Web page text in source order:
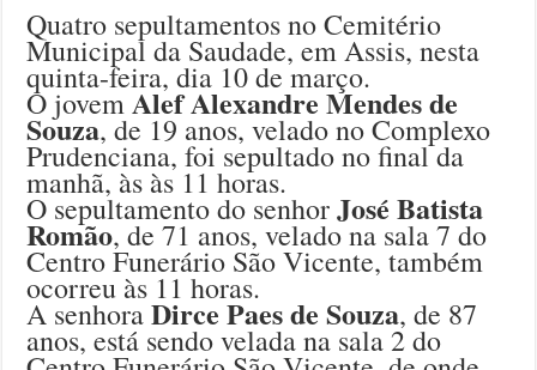
Quatro sepultamentos no Cemitério
Municipal da Saudade, em Assis, nesta
quinta-feira, dia 10 de março.
O jovemAlef Alexandre Mendes de
Souza, de 19 anos, velado no Complexo
Prudenciana, foi sepultado no final da
manhã, às às 11 horas.
O sepultamento do senhorJosé Batista
Romão, de 71 anos, velado na sala 7 do
Centro Funerário São Vicente, também
ocorreu às 11 horas.
A senhoraDirce Paes de Souza, de 87
anos, está sendo velada na sala 2 do